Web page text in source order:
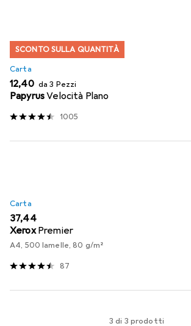
SCONTO SULLA QUANTITÀ
Carta
EUR
12,40 da 3 Pezzi
PapyrusVelocità Plano
1005
Carta
EUR
37,44
Xerox Premier
A4, 500 lamelle, 80 g/m²
87
3 di 3 prodotti